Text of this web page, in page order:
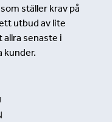
ställer krav på
utbud av lite
senaste i
kunder.